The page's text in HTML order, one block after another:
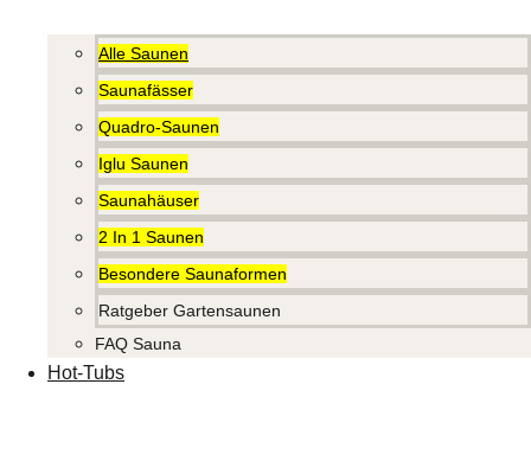
Alle Saunen
Saunafässer
Quadro-Saunen
Iglu Saunen
Saunahäuser
2 In 1 Saunen
Besondere Saunaformen
Ratgeber Gartensaunen
FAQ Sauna
Hot-Tubs